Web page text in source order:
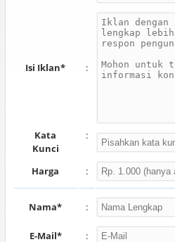
Isi Iklan* :
Kata
Kunci
:
Harga :
Nama* :
E-Mail* :